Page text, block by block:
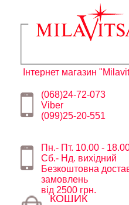
Інтернет магазин
(068)24-72-073
Viber
(099)25-20-551
Пн.- Пт. 10.00 -
Сб.- Нд. вихідний
Безкоштовна
замовлень
від 2500 грн.
КОШИК